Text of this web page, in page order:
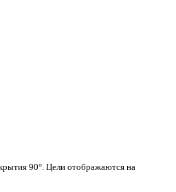
90°. Цели отображаются на